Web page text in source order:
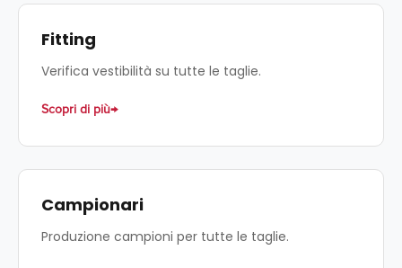
Fitting
Verifica vestibilità su tutte le taglie.
Scopri di più
Campionari
Produzione campioni per tutte le taglie.